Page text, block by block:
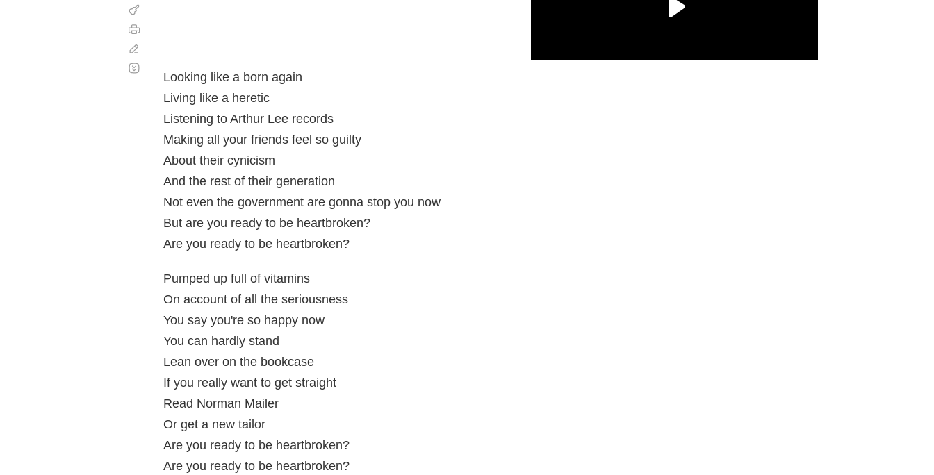
Looking like a born again
Living like a heretic
Listening to Arthur Lee records
Making all your friends feel so guilty
About their cynicism
And the rest of their generation
Not even the government are gonna stop you now
But are you ready to be heartbroken?
Are you ready to be heartbroken?
Pumped up full of vitamins
On account of all the seriousness
You say you're so happy now
You can hardly stand
Lean over on the bookcase
If you really want to get straight
Read Norman Mailer
Or get a new tailor
Are you ready to be heartbroken?
Are you ready to be heartbroken?
automático